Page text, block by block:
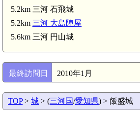
5.2km 三河 石飛城
5.2km 三河 大島陣屋
5.6km 三河 円山城
最終訪問日 2010年1月
TOP> 城 > (三河国/愛知県) > 飯盛城